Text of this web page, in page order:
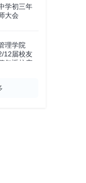
学初三年
大会
理学院
12届校友
年返校庆